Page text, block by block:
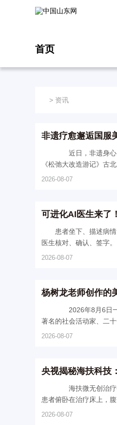
首页
> 资讯
非遗疗愈邂逅国服
近日，非遗身心
《松弛大改造游记》古
2026-08-07
可进化AI医生来了
患者坐下、描述病
2026-08-07
杨树龙老师创作的
2026年8月6日一9
著名的社会活动家、二
2026-08-07
央视揭秘海扶科技
海扶微无创治疗中心(图片来源：
患者俯卧在治疗床上，
2026-08-07